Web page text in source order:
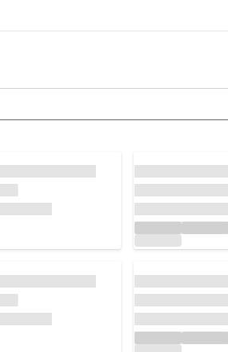
Chargement...
Chargement...